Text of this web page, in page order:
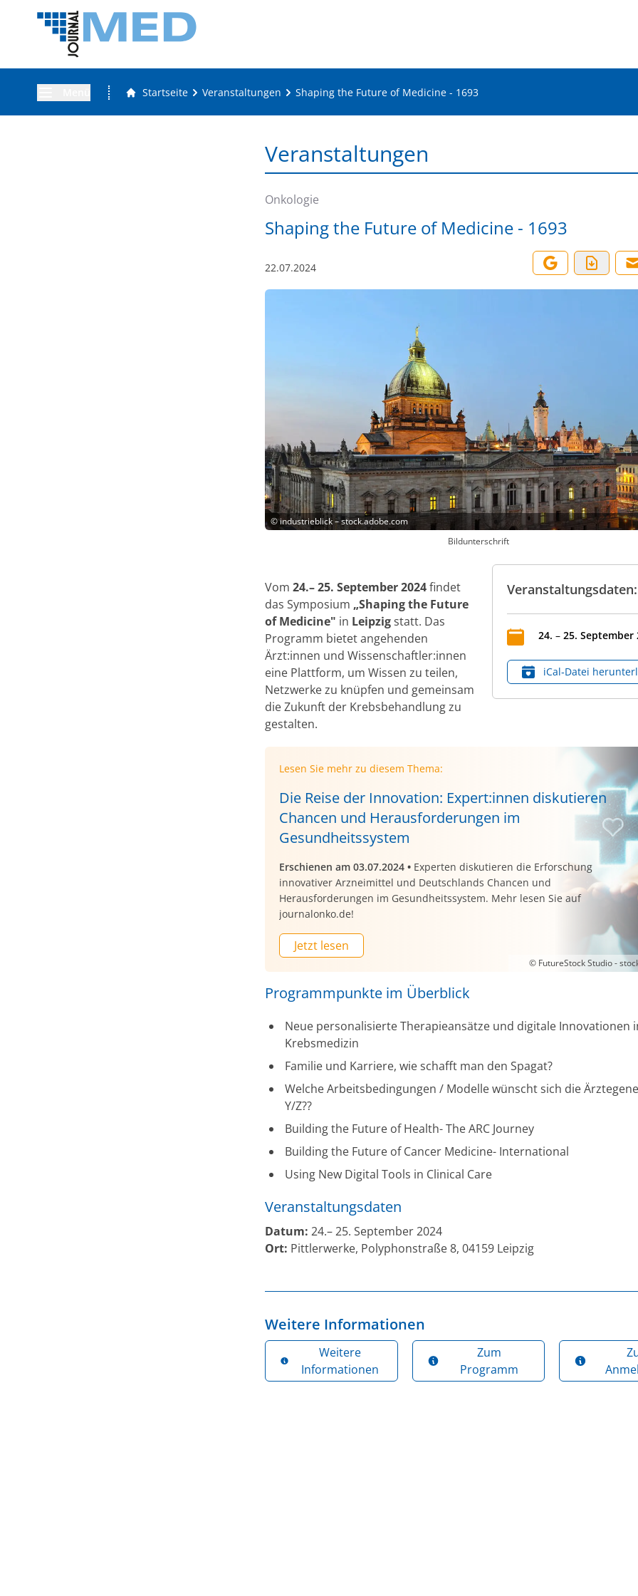
Startseite Veranstaltungen Shaping the Future of Medicine - 1693
Veranstaltungen
Onkologie
Shaping the Future of Medicine - 1693
22.07.2024
©industrieblick – stock.adobe.com
Bildunterschrift
Veranstaltungsdaten:
24. – 25. September
iCal‑Datei
Vom 24.– 25. September 2024findet
das Symposium „Shaping the Future
of Medicine" in Leipzigstatt. Das
Programm bietet angehenden
Ärzt:innen und Wissenschaftler:innen
eine Plattform, um Wissen zu teilen,
Netzwerke zu knüpfen und gemeinsam
die Zukunft der Krebsbehandlung zu
gestalten.
Lesen Sie mehr zu diesem Thema:
Die Reise der Innovation: Expert:innen diskutieren
Chancen und Herausforderungen im
Gesundheitssystem
Erschienen am 03.07.2024 • Experten diskutieren die Erforschung
innovativer Arzneimittel und Deutschlands Chancen und
Herausforderungen im Gesundheitssystem. Mehr lesen Sie auf
journalonko.de!
Jetzt lesen
© FutureStock Studio -
Programmpunkte im Überblick
Neue personalisierte Therapieansätze und digitale Innovationen
Krebsmedizin
Familie und Karriere, wie schafft man den Spagat?
Welche Arbeitsbedingungen / Modelle wünscht sich die
Y/Z??
Building the Future of Health- The ARC Journey
Building the Future of Cancer Medicine- International
Using New Digital Tools in Clinical Care
Veranstaltungsdaten
Datum: 24.– 25. September 2024
Ort: Pittlerwerke, Polyphonstraße 8, 04159 Leipzig
Weitere Informationen
Weitere
Informationen
Zum
Programm